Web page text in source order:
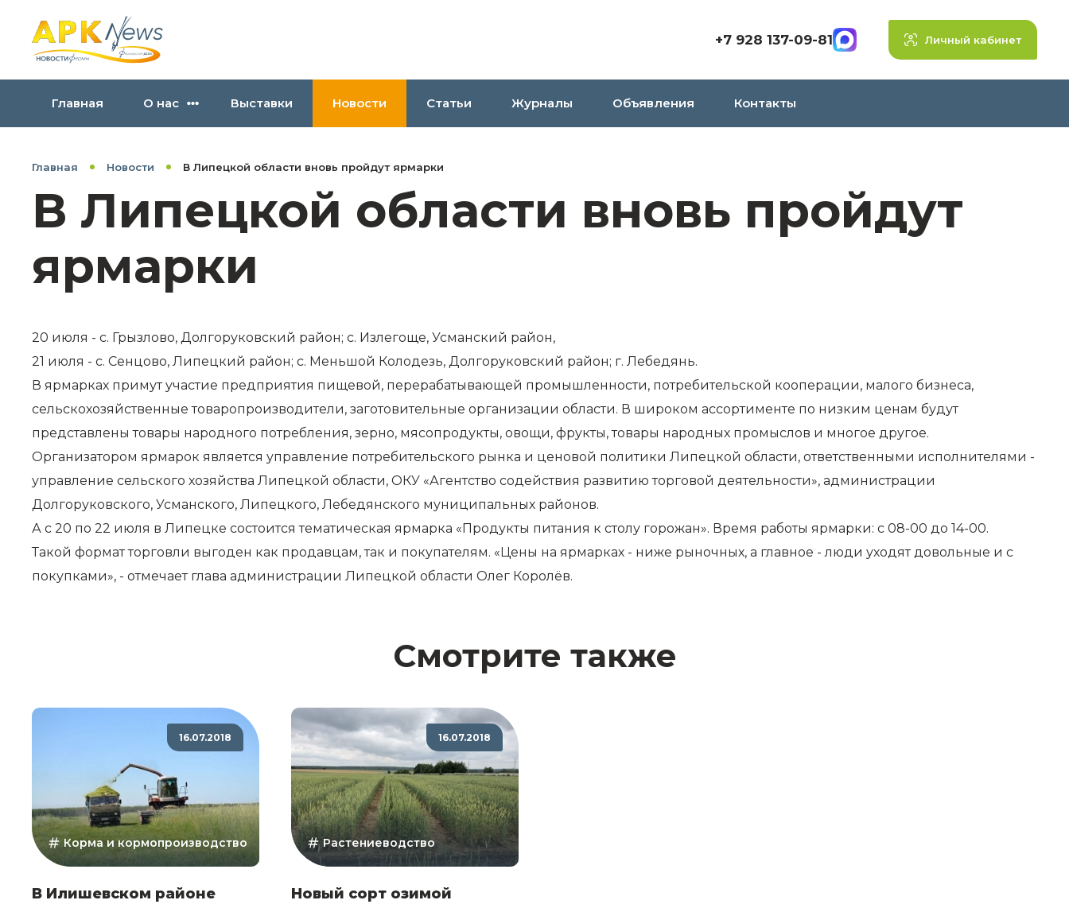
+7 928 137-09-81 Личный кабинет
Главная О нас Выставки Новости Статьи Журналы Объявления Контакты
Главная Новости В Липецкой области вновь пройдут ярмарки
В Липецкой области вновь пройдут
ярмарки
20 июля - с. Грызлово, Долгоруковский район; с. Излегоще, Усманский район,
21 июля - с. Сенцово, Липецкий район; с. Меньшой Колодезь, Долгоруковский район; г. Лебедянь.
В ярмарках примут участие предприятия пищевой, перерабатывающей промышленности, потребительской кооперации, малого бизнеса,
сельскохозяйственные товаропроизводители, заготовительные организации области. В широком ассортименте по низким ценам будут
представлены товары народного потребления, зерно, мясопродукты, овощи, фрукты, товары народных промыслов и многое другое.
Организатором ярмарок является управление потребительского рынка и ценовой политики Липецкой области, ответственными исполнителями -
управление сельского хозяйства Липецкой области, ОКУ «Агентство содействия развитию торговой деятельности», администрации
Долгоруковского, Усманского, Липецкого, Лебедянского муниципальных районов.
А с 20 по 22 июля в Липецке состоится тематическая ярмарка «Продукты питания к столу горожан». Время работы ярмарки: с 08-00 до 14-00.
Такой формат торговли выгоден как продавцам, так и покупателям. «Цены на ярмарках - ниже рыночных, а главное - люди уходят довольные и с
покупками», - отмечает глава администрации Липецкой области Олег Королёв.
Смотрите также
16.07.2018
Корма и кормопроизводство
В Илишевском районе
16.07.2018
Растениеводство
Новый сорт озимой